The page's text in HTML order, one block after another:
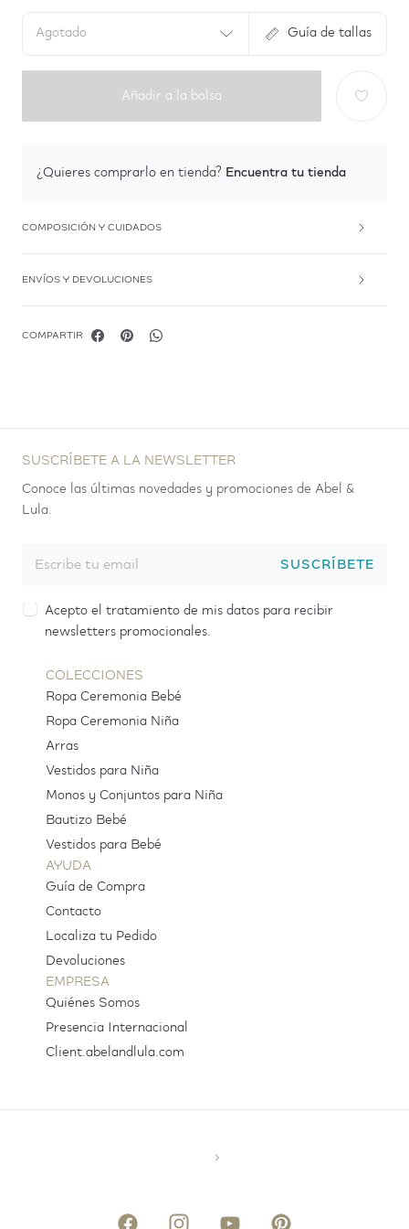
Agotado Guía de tallas
Añadir a la bolsa
¿Quieres comprarlo en tienda? Encuentra tu tienda
COMPOSICIÓN Y CUIDADOS
ENVÍOS Y DEVOLUCIONES
COMPARTIR
SUSCRÍBETE A LA NEWSLETTER
Conoce las últimas novedades y promociones de Abel &
Lula.
SUSCRÍBETE
Acepto el tratamiento de mis datos para recibir
newsletters promocionales.
COLECCIONES
Ropa Ceremonia Bebé
Ropa Ceremonia Niña
Arras
Vestidos para Niña
Monos y Conjuntos para Niña
Bautizo Bebé
Vestidos para Bebé
AYUDA
Guía de Compra
Contacto
Localiza tu Pedido
Devoluciones
EMPRESA
Quiénes Somos
Presencia Internacional
Client.abelandlula.com